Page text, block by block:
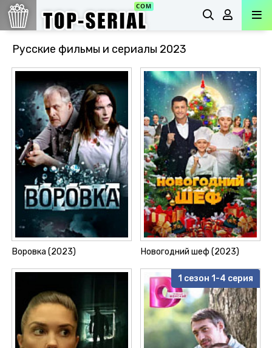
Русские фильмы и сериалы 2023
Воровка (2023) Новогодний шеф (2023)
1 сезон 1-4 серия